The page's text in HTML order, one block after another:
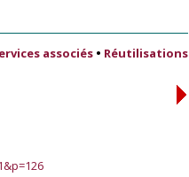
associés • Réutilisations